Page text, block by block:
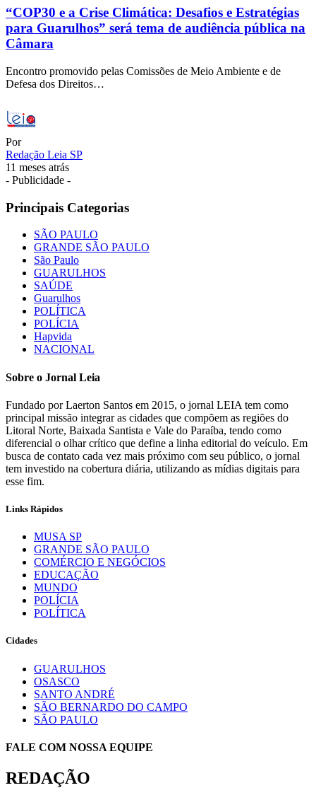
“COP30 e a Crise Climática: Desafios e Estratégias
para Guarulhos” será tema de audiência pública na
Câmara
Encontro promovido pelas Comissões de Meio Ambiente e de
Defesa dos Direitos…
Por
Redação Leia SP
11 meses atrás
- Publicidade -
Principais Categorias
SÃO PAULO
GRANDE SÃO PAULO
São Paulo
GUARULHOS
SAÚDE
Guarulhos
POLÍTICA
POLÍCIA
Hapvida
NACIONAL
Sobre o Jornal Leia
Fundado por Laerton Santos em 2015, o jornal LEIA tem como
principal missão integrar as cidades que compõem as regiões do
Litoral Norte, Baixada Santista e Vale do Paraíba, tendo como
diferencial o olhar crítico que define a linha editorial do veículo. Em
busca de contato cada vez mais próximo com seu público, o jornal
tem investido na cobertura diária, utilizando as mídias digitais para
esse fim.
Links Rápidos
MUSA SP
GRANDE SÃO PAULO
COMÉRCIO E NEGÓCIOS
EDUCAÇÃO
MUNDO
POLÍCIA
POLÍTICA
Cidades
GUARULHOS
OSASCO
SANTO ANDRÉ
SÃO BERNARDO DO CAMPO
SÃO PAULO
FALE COM NOSSA EQUIPE
REDAÇÃO